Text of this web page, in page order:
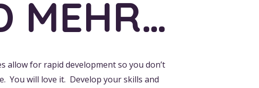
MEHR…
allow for rapid development so you don’t
You will love it. Develop your skills and